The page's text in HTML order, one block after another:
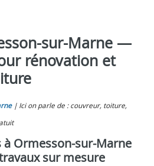
sur-Marne —
rénovation et
Ici on parle de : couvreur, toiture,
Ormesson-sur-Marne
sur mesure